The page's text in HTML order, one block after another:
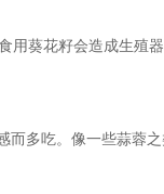
葵花籽会造成生殖
多吃。像一些蒜蓉之